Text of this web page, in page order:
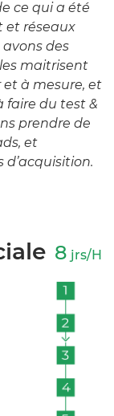
ce qui a été
et réseaux
avons des
maitrisent
et à mesure, et
faire du test &
prendre de
et
8 jrs/H